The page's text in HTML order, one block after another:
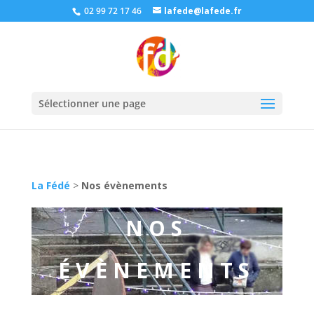
02 99 72 17 46 lafede@lafede.fr
Sélectionner une page
La Fédé > Nos évènements
NOS
ÉVÈNEMENTS